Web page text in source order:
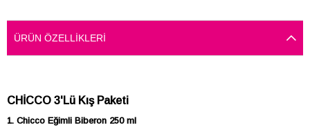
ÜRÜN ÖZELLIKLERI
CHİCCO 3'Lü Kış Paketi
1. Chicco Eğimli Biberon 250 ml